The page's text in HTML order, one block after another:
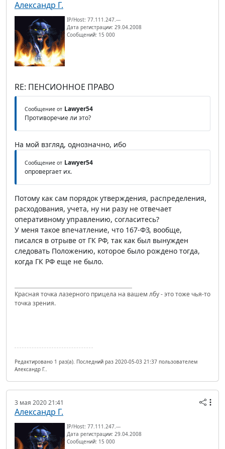
Александр Г.
IP/Host: 77.111.247.---
Дата регистрации: 29.04.2008
Сообщений: 15 000
RE: ПЕНСИОННОЕ ПРАВО
Сообщение от Lawyer54
Противоречие ли это?
На мой взгляд, однозначно, ибо
Сообщение от Lawyer54
опровергает их.
Потому как сам порядок утверждения, распределения,
расходования, учета, ну ни разу не отвечает
оперативному управлению, согласитесь?
У меня такое впечатление, что 167-ФЗ, вообще,
писался в отрыве от ГК РФ, так как был вынужден
следовать Положению, которое было рождено тогда,
когда ГК РФ еще не было.
Красная точка лазерного прицела на вашем лбу - это тоже чья-то
точка зрения.
Редактировано 1 раз(а). Последний раз 2020-05-03 21:37 пользователем
Александр Г..
3 мая 2020 21:41
Александр Г.
IP/Host: 77.111.247.---
Дата регистрации: 29.04.2008
Сообщений: 15 000